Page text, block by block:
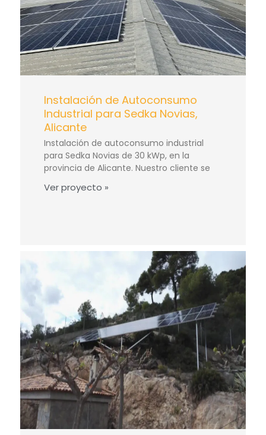
Instalación de Autoconsumo
Industrial para Sedka Novias,
Alicante
Instalación de autoconsumo industrial
para Sedka Novias de 30 kWp, en la
provincia de Alicante. Nuestro cliente se
Ver proyecto »